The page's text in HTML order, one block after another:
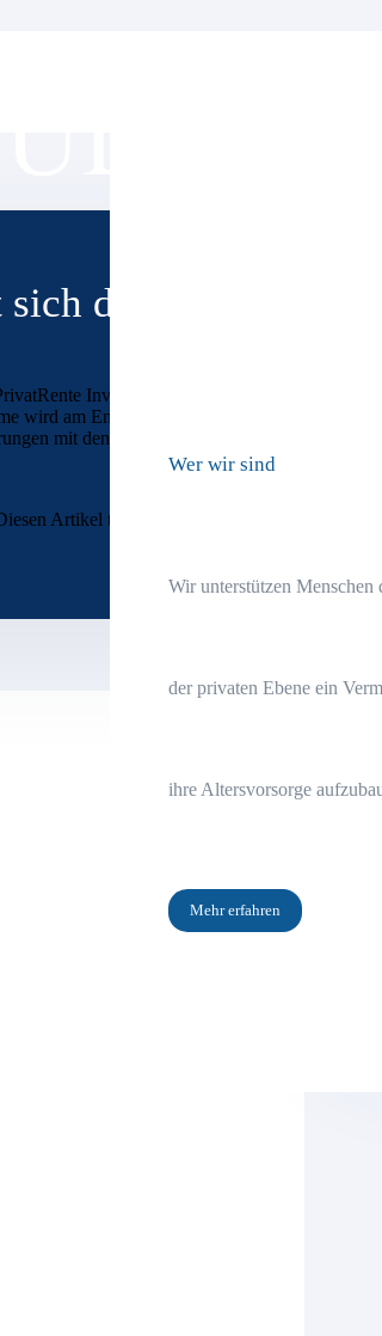
Wer wir sind
Wir unterstützen Menschen
der privaten Ebene ein
ihre Altersvorsorge
Mehr erfahren
die Allianz
InvestFlex Vertrag im Test: Ist diese
wird am Ende der Laufzeit tatsächlich
mit den Kosten des Allianz-Vertrages.
Artikel teilen: